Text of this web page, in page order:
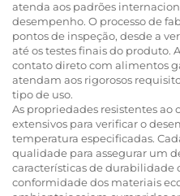
atenda aos padrões
desempenho. O processo de
pontos de inspeção, desde a
até os testes finais do produto.
contato direto com alimentos
atendam aos rigorosos
tipo de uso.
As propriedades resistentes ao
extensivos para verificar o
temperatura especificadas.
qualidade para assegurar um
características de durabilidade
conformidade dos materiais